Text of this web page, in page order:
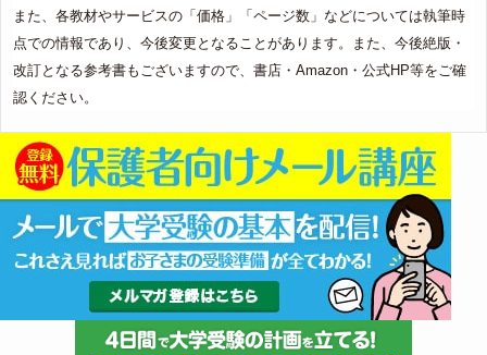
また、各教材やサービスの「価格」「ページ数」などについては執筆時
点での情報であり、今後変更となることがあります。また、今後絶版・
改訂となる参考書もございますので、書店・Amazon・公式HP等をご確
認ください。